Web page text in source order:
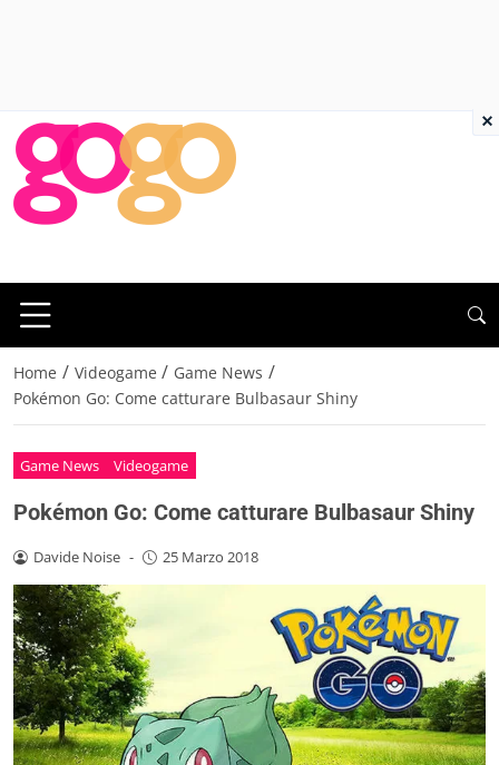
Home / Videogame / Game News /
Pokémon Go: Come catturare Bulbasaur Shiny
Game News Videogame
Pokémon Go: Come catturare Bulbasaur Shiny
Davide Noise - 25 Marzo 2018
×